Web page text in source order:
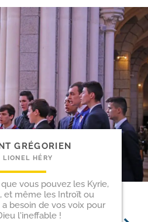
GRÉGORIEN
LIONEL HÉRY
vous pouvez les Kyrie,
et même les Introït ou
a besoin de vos voix pour
l'ineffable !